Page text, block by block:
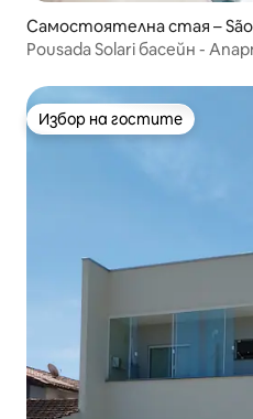
Самостоятелна стая – São
Pousada Solari басейн -
Избор на гостите
Избор на гостите